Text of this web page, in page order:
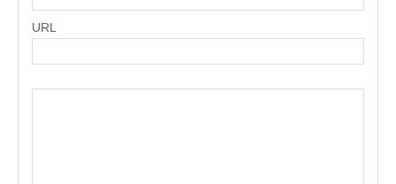
URL